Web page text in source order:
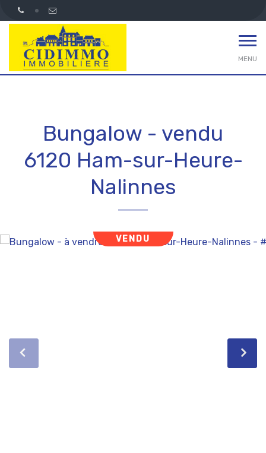
MENU
Bungalow - vendu
6120 Ham-sur-Heure-
Nalinnes
VENDU